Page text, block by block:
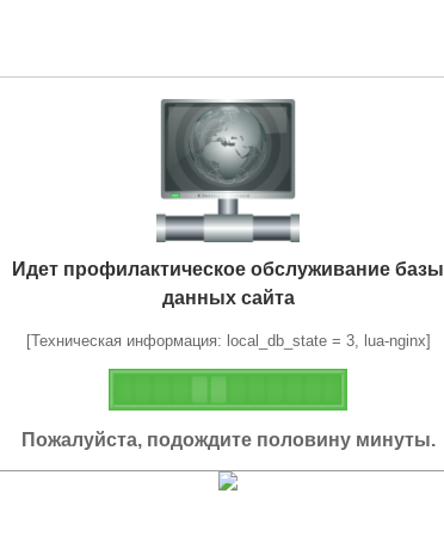
Идет профилактическое обслуживание базы
данных сайта
[Техническая информация: local_db_state = 3, lua-nginx]
Пожалуйста, подождите половину минуты.